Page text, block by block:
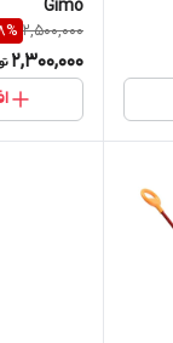
Gimo
2,500,000
%
2,300,000